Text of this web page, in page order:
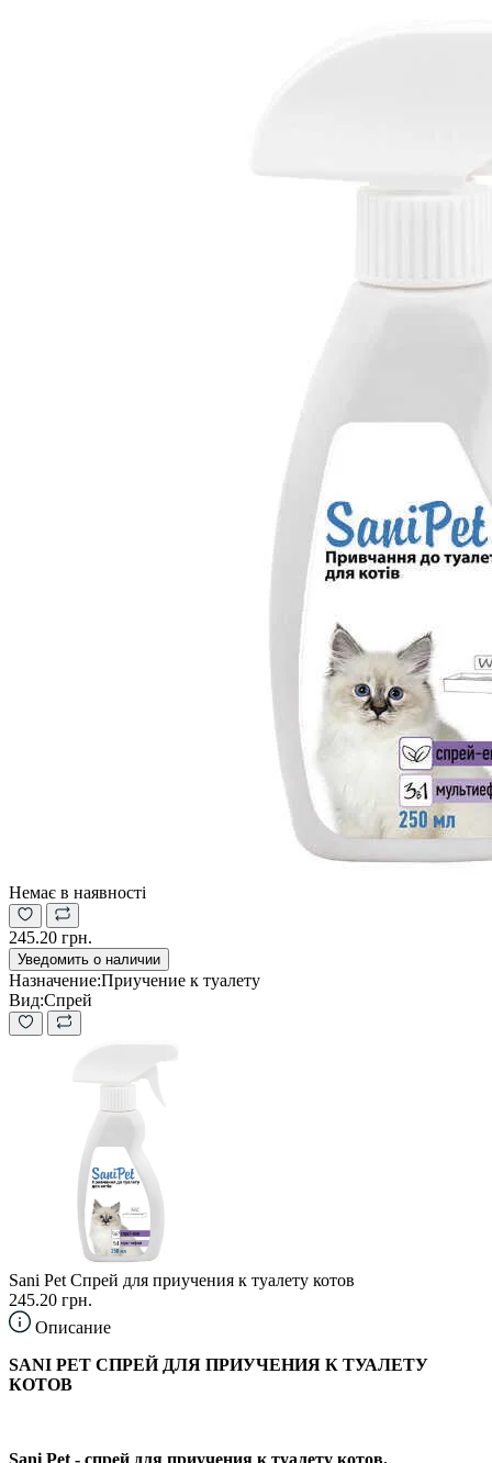
Немає в наявності
245.20 грн.
Уведомить о наличии
Назначение:Приучение к туалету
Вид:Спрей
Sani Pet Спрей для приучения к туалету котов
245.20 грн.
Описание
SANI PET СПРЕЙ ДЛЯ ПРИУЧЕНИЯ К ТУАЛЕТУ
КОТОВ
Sani Pet - спрей для приучения к туалету котов.